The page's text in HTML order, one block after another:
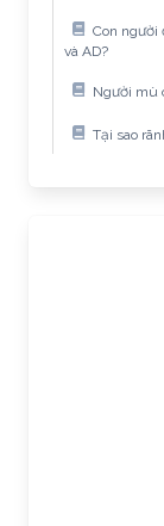
Con người
và AD?
Người mù
Tại sao